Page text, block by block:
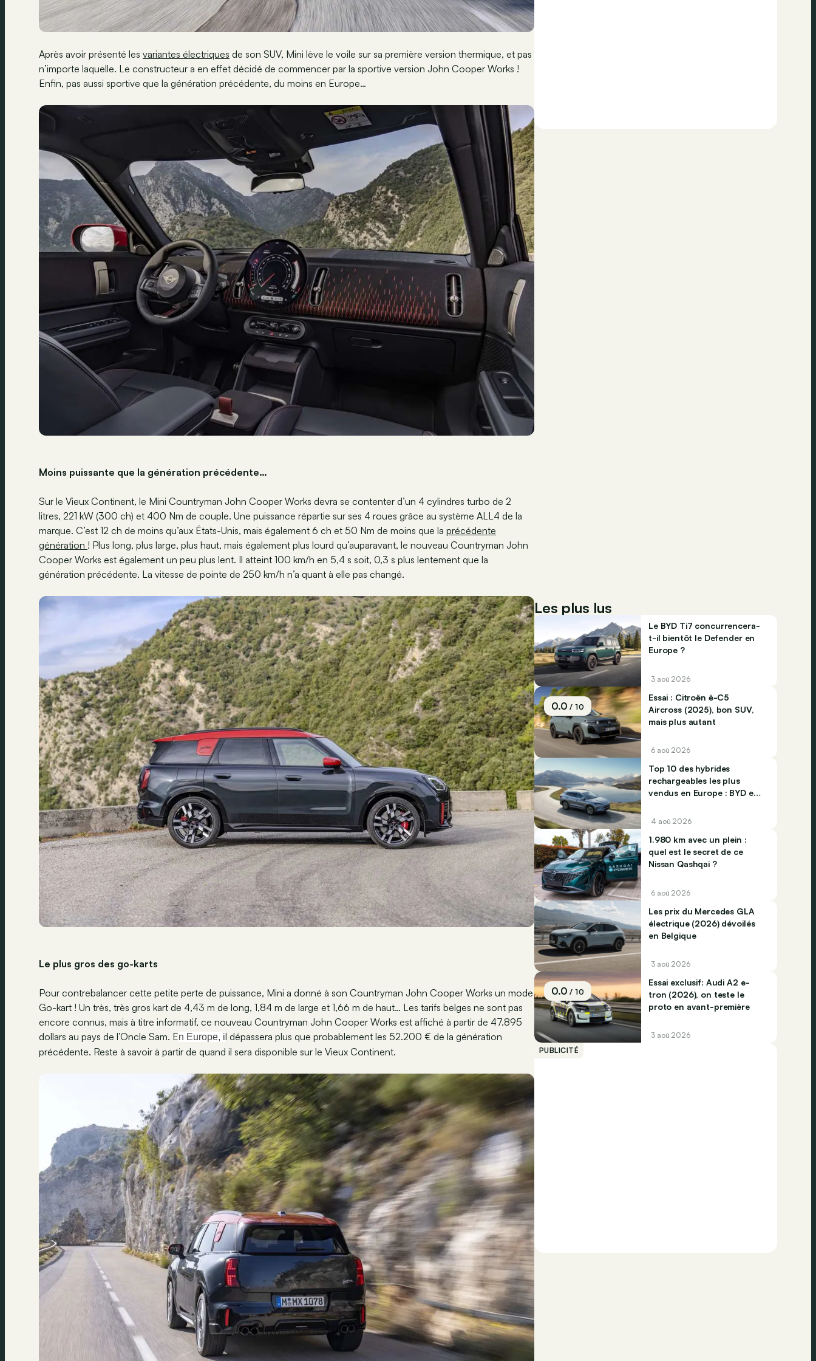
Après avoir présenté les variantes électriques de son SUV, Mini lève le voile sur sa première version thermique, et pas
n’importe laquelle. Le constructeur a en effet décidé de commencer par la sportive version John Cooper Works !
Enfin, pas aussi sportive que la génération précédente, du moins en Europe…
Moins puissante que la génération précédente…
Sur le Vieux Continent, le Mini Countryman John Cooper Works devra se contenter d’un 4 cylindres turbo de 2
litres, 221 kW (300 ch) et 400 Nm de couple. Une puissance répartie sur ses 4 roues grâce au système ALL4 de la
marque. C’est 12 ch de moins qu’aux États-Unis, mais également 6 ch et 50 Nm de moins que la précédente
génération ! Plus long, plus large, plus haut, mais également plus lourd qu’auparavant, le nouveau Countryman John
Cooper Works est également un peu plus lent. Il atteint 100 km/h en 5,4 s soit, 0,3 s plus lentement que la
génération précédente. La vitesse de pointe de 250 km/h n’a quant à elle pas changé.
Le plus gros des go-karts
Pour contrebalancer cette petite perte de puissance, Mini a donné à son Countryman John Cooper Works un mode
Go-kart ! Un très, très gros kart de 4,43 m de long, 1,84 m de large et 1,66 m de haut… Les tarifs belges ne sont pas
encore connus, mais à titre informatif, ce nouveau Countryman John Cooper Works est affiché à partir de 47.895
dollars au pays de l’Oncle Sam. En Europe, il dépassera plus que probablement les 52.200 € de la génération
précédente. Reste à savoir à partir de quand il sera disponible sur le Vieux Continent.
Les plus lus
Le BYD Ti7 concurrencera-
t-il bientôt le Defender en
Europe ?
3 aoû 2026
0.0/ 10
Essai : Citroën ë-C5
Aircross (2025), bon SUV,
mais plus autant
6 aoû 2026
Top 10 des hybrides
rechargeables les plus
vendus en Europe : BYD et
4 aoû 2026
1.980 km avec un plein :
quel est le secret de ce
Nissan Qashqai ?
6 aoû 2026
Les prix du Mercedes GLA
électrique (2026) dévoilés
en Belgique
3 aoû 2026
0.0/ 10
Essai exclusif: Audi A2 e-
tron (2026), on teste le
proto en avant-première
3 aoû 2026
PUBLICITÉ